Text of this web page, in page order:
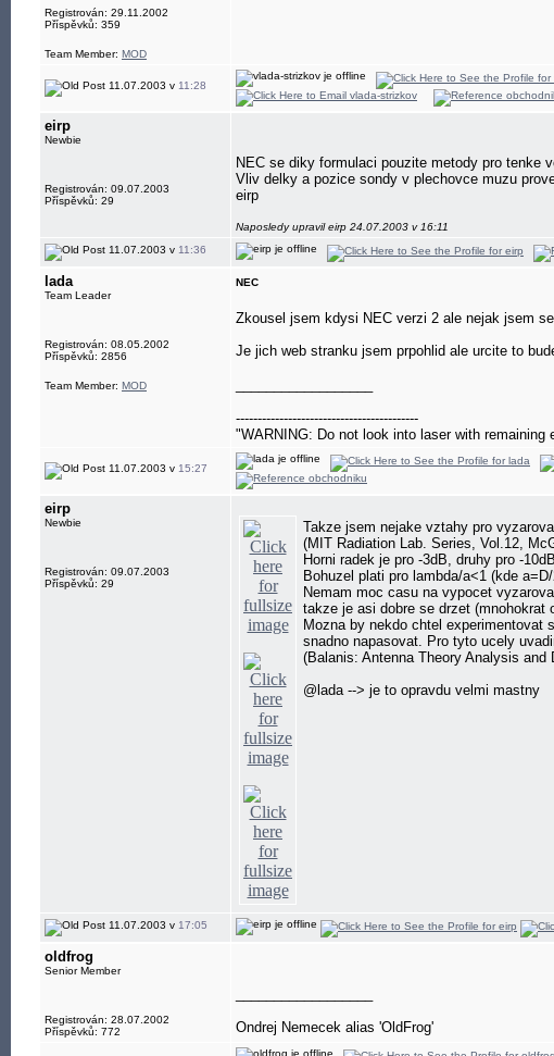
Registrován: 29.11.2002
Příspěvků: 359
Team Member: MOD
11.07.2003 v 11:28
eirp
Newbie
Registrován: 09.07.2003
Příspěvků: 29
NEC se diky formulaci pouzite metody pro tenke
Vliv delky a pozice sondy v plechovce muzu
eirp
Naposledy upravil eirp 24.07.2003 v 16:11
11.07.2003 v 11:36
lada
Team Leader
Registrován: 08.05.2002
Příspěvků: 2856
Team Member: MOD
NEC
Zkousel jsem kdysi NEC verzi 2 ale nejak jsem
Je jich web stranku jsem prpohlid ale urcite to
------------------------------------------
"WARNING: Do not look into laser with remaining
11.07.2003 v 15:27
eirp
Newbie
Registrován: 09.07.2003
Příspěvků: 29
Takze jsem nejake vztahy pro
(MIT Radiation Lab. Series, Vol.12,
Horni radek je pro -3dB, druhy pro -
Bohuzel plati pro lambda/a<1 (kde
Nemam moc casu na vypocet
takze je asi dobre se drzet (mnohokrat
Mozna by nekdo chtel experimentovat
snadno napasovat. Pro tyto ucely
(Balanis: Antenna Theory Analysis and
@lada --> je to opravdu velmi mastny
11.07.2003 v 17:05
oldfrog
Senior Member
Registrován: 28.07.2002
Příspěvků: 772
Ondrej Nemecek alias 'OldFrog'